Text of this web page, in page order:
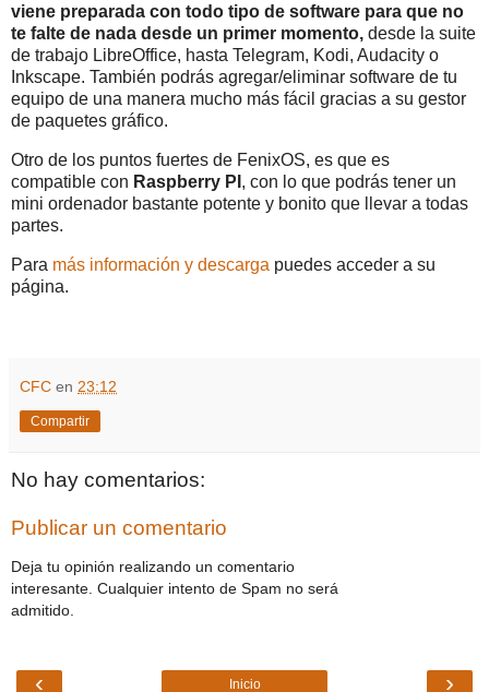
viene preparada con todo tipo de software para que no
te falte de nada desde un primer momento, desde la suite
de trabajo LibreOffice, hasta Telegram, Kodi, Audacity o
Inkscape. También podrás agregar/eliminar software de tu
equipo de una manera mucho más fácil gracias a su gestor
de paquetes gráfico.
Otro de los puntos fuertes de FenixOS, es que es
compatible con Raspberry PI , con lo que podrás tener un
mini ordenador bastante potente y bonito que llevar a todas
partes.
Para más información y descarga puedes acceder a su
página.
CFC en 23:12
Compartir
No hay comentarios:
Publicar un comentario
Deja tu opinión realizando un comentario
interesante. Cualquier intento de Spam no será
admitido.
‹ ›
Inicio